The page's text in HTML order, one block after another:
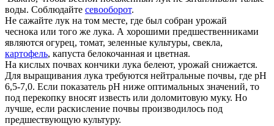
воды. Соблюдайте севооборот.
Не сажайте лук на том месте, где был собран урожай
чеснока или того же лука. А хорошими предшественниками
являются огурец, томат, зеленные культуры, свекла,
картофель, капуста белокочанная и цветная.
На кислых почвах кончики лука белеют, урожай снижается.
Для выращивания лука требуются нейтральные почвы, где рН
6,5-7,0. Если показатель pH ниже оптимальных значений, то
под перекопку вносят известь или доломитовую муку. Но
лучше, если раскисление почвы производилось под
предшествующую культуру.